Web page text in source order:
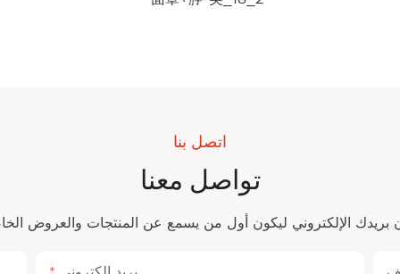
اتصل بنا
تواصل معنا